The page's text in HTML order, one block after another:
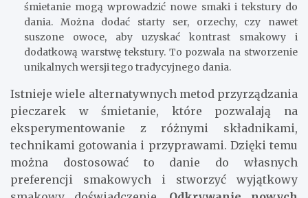
śmietanie mogą wprowadzić nowe smaki i tekstury do
dania. Można dodać starty ser, orzechy, czy nawet
suszone owoce, aby uzyskać kontrast smakowy i
dodatkową warstwę tekstury. To pozwala na stworzenie
unikalnych wersji tego tradycyjnego dania.
Istnieje wiele alternatywnych metod przyrządzania
pieczarek w śmietanie, które pozwalają na
eksperymentowanie z różnymi składnikami,
technikami gotowania i przyprawami. Dzięki temu
można dostosować to danie do własnych
preferencji smakowych i stworzyć wyjątkowy